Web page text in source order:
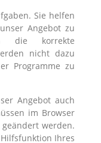
Sie helfen
Angebot zu
die korrekte
nicht dazu
Programme zu
Angebot auch
im Browser
werden.
Ihres